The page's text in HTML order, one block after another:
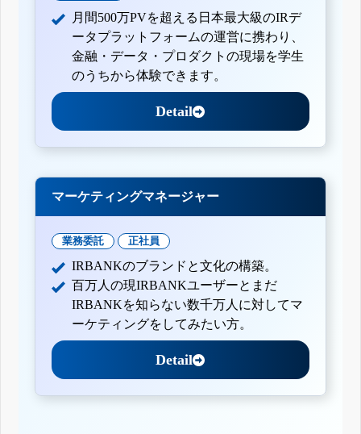
月間500万PVを超える日本最大級のIRデ
ータプラットフォームの運営に携わり、
金融・データ・プロダクトの現場を学生
のうちから体験できます。
Detail
マーケティングマネージャー
業務委託 正社員
IRBANKのブランドと文化の構築。
百万人の現IRBANKユーザーとまだ
IRBANKを知らない数千万人に対してマ
ーケティングをしてみたい方。
Detail